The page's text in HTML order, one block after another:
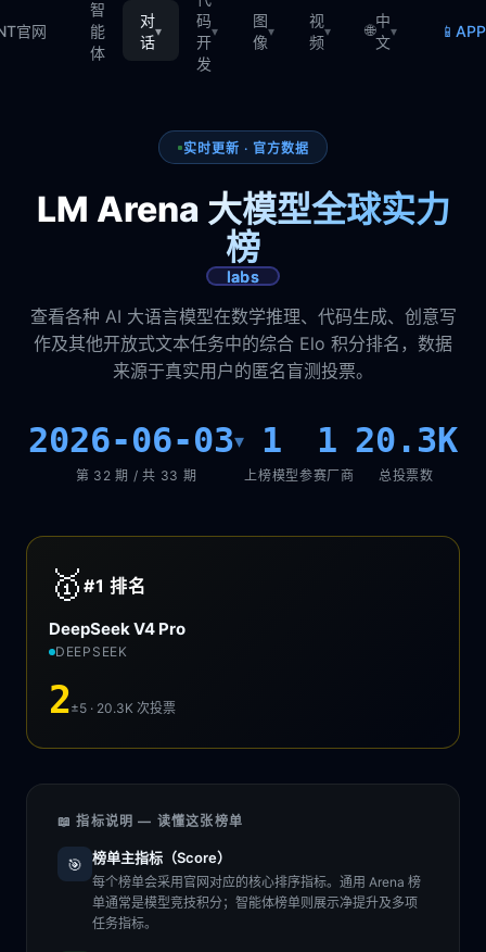
官网
智
能
体
对
话
▾
码
开
发
▾
图
像
▾
视
频
▾ 🌐
中
文
▾ 📱
实时更新 · 官方数据
LM Arena 大模型全球实力
榜
labs
查看各种 AI 大语言模型在数学推理、代码生成、创意写
作及其他开放式文本任务中的综合 Elo 积分排名，数据
来源于真实用户的匿名盲测投票。
2026-06-03▾
第 32 期 / 共 33 期
1
上榜模型
1
参赛厂商
20.3K
总投票数
🥇 #1排名
DeepSeek V4 Pro
DEEPSEEK
2±5 · 20.3K次投票
📖 指标说明 — 读懂这张榜单
🎯 榜单主指标（Score）
每个榜单会采用官网对应的核心排序指标。通用 Arena 榜
单通常是模型竞技积分；智能体榜单则展示净提升及多项
任务指标。